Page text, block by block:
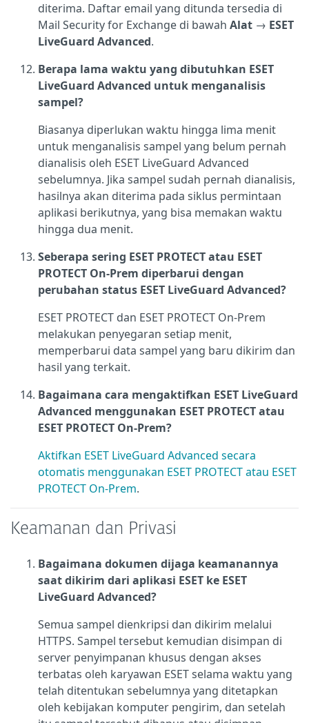
diterima. Daftar email yang ditunda tersedia di
Mail Security for Exchange di bawah Alat → ESET
LiveGuard Advanced.
Berapa lama waktu yang dibutuhkan ESET
LiveGuard Advanced untuk menganalisis
sampel?
Biasanya diperlukan waktu hingga lima menit
untuk menganalisis sampel yang belum pernah
dianalisis oleh ESET LiveGuard Advanced
sebelumnya. Jika sampel sudah pernah dianalisis,
hasilnya akan diterima pada siklus permintaan
aplikasi berikutnya, yang bisa memakan waktu
hingga dua menit.
Seberapa sering ESET PROTECT atau ESET
PROTECT On-Prem diperbarui dengan
perubahan status ESET LiveGuard Advanced?
ESET PROTECT dan ESET PROTECT On-Prem
melakukan penyegaran setiap menit,
memperbarui data sampel yang baru dikirim dan
hasil yang terkait.
Bagaimana cara mengaktifkan ESET LiveGuard
Advanced menggunakan ESET PROTECT atau
ESET PROTECT On-Prem?
Aktifkan ESET LiveGuard Advanced secara
otomatis menggunakan ESET PROTECT atau ESET
PROTECT On-Prem.
Keamanan dan Privasi
Bagaimana dokumen dijaga keamanannya
saat dikirim dari aplikasi ESET ke ESET
LiveGuard Advanced?
Semua sampel dienkripsi dan dikirim melalui
HTTPS. Sampel tersebut kemudian disimpan di
server penyimpanan khusus dengan akses
terbatas oleh karyawan ESET selama waktu yang
telah ditentukan sebelumnya yang ditetapkan
oleh kebijakan komputer pengirim, dan setelah